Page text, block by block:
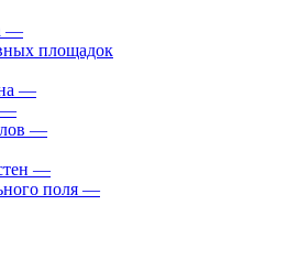
—
площадок
—
—
—
—
поля —